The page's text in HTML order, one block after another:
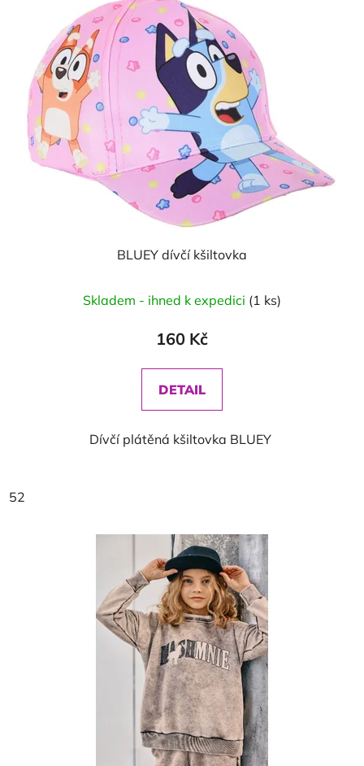
BLUEY dívčí kšiltovka
Skladem - ihned k expedici (1 ks)
160 Kč
DETAIL
Dívčí plátěná kšiltovka BLUEY
52